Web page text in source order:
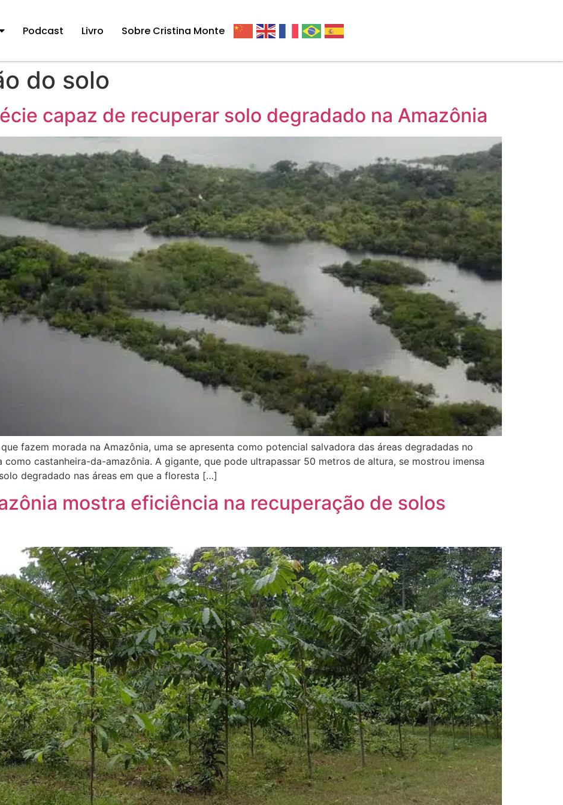
Podcast Livro Sobre Cristina Monte
do solo
capaz de recuperar solo degradado na Amazônia
fazem morada na Amazônia, uma se apresenta como potencial salvadora das áreas degradadas no
castanheira-da-amazônia. A gigante, que pode ultrapassar 50 metros de altura, se mostrou imensa
degradado nas áreas em que a floresta […]
mostra eficiência na recuperação de solos